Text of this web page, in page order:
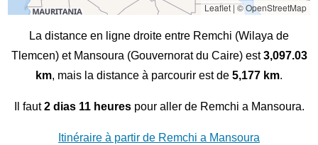
Leaflet|© OpenStreetMap
La distance en ligne droite entre Remchi (Wilaya de
Tlemcen) et Mansoura (Gouvernorat du Caire) est3,097.03
km, mais la distance à parcourir est de 5,177 km.
Il faut2 dias 11 heurespour aller de Remchi a Mansoura.
Itinéraire à partir de Remchi a Mansoura